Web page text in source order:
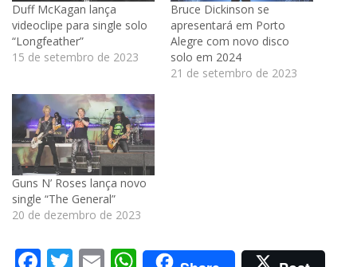
Duff McKagan lança
videoclipe para single solo
“Longfeather”
15 de setembro de 2023
Bruce Dickinson se
apresentará em Porto
Alegre com novo disco
solo em 2024
21 de setembro de 2023
Guns N’ Roses lança novo
single “The General”
20 de dezembro de 2023